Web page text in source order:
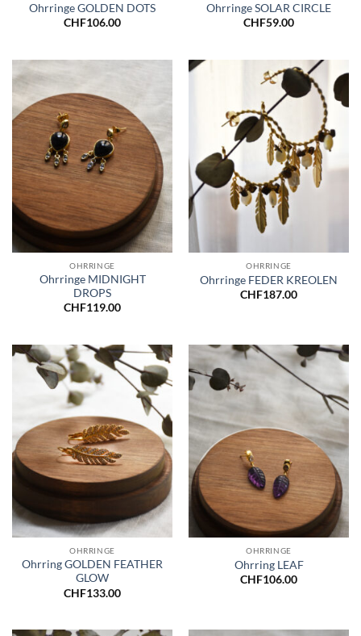
Ohrringe GOLDEN DOTS
CHF106.00
Ohrringe SOLAR CIRCLE
CHF59.00
OHRRINGE
Ohrringe MIDNIGHT
DROPS
CHF119.00
OHRRINGE
Ohrringe FEDER KREOLEN
CHF187.00
OHRRINGE
Ohrring GOLDEN FEATHER
GLOW
CHF133.00
OHRRINGE
Ohrring LEAF
CHF106.00